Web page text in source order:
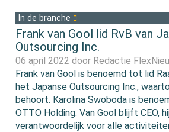
In de branche
Frank van Gool lid RvB van
Outsourcing Inc.
06 april 2022 door Redactie
Frank van Gool is benoemd tot lid
het Japanse Outsourcing Inc.,
behoort. Karolina Swoboda is
OTTO Holding. Van Gool blijft CEO,
verantwoordelijk voor alle